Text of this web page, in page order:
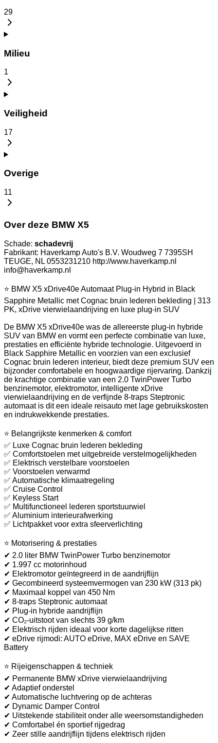
29
Milieu
1
Veiligheid
17
Overige
11
Over deze BMW X5
Schade: schadevrij
Fabrikant: Haverkamp Auto's B.V. Woudweg 7 7395SH
TEUGE, NL 0553231210 http://www.haverkamp.nl
info@haverkamp.nl
⭐ BMW X5 xDrive40e Automaat Plug-in Hybrid in Black
Sapphire Metallic met Cognac bruin lederen bekleding | 313
PK, xDrive vierwielaandrijving en luxe plug-in SUV
De BMW X5 xDrive40e was de allereerste plug-in hybride
SUV van BMW en vormt een perfecte combinatie van luxe,
prestaties en efficiënte hybride technologie. Uitgevoerd in
Black Sapphire Metallic en voorzien van een exclusief
Cognac bruin lederen interieur, biedt deze premium SUV een
bijzonder comfortabele en hoogwaardige rijervaring. Dankzij
de krachtige combinatie van een 2.0 TwinPower Turbo
benzinemotor, elektromotor, intelligente xDrive
vierwielaandrijving en de verfijnde 8-traps Steptronic
automaat is dit een ideale reisauto met lage gebruikskosten
en indrukwekkende prestaties.
⭐ Belangrijkste kenmerken & comfort
✅ Luxe Cognac bruin lederen bekleding
✅ Comfortstoelen met uitgebreide verstelmogelijkheden
✅ Elektrisch verstelbare voorstoelen
✅ Voorstoelen verwarmd
✅ Automatische klimaatregeling
✅ Cruise Control
✅ Keyless Start
✅ Multifunctioneel lederen sportstuurwiel
✅ Aluminium interieurafwerking
✅ Lichtpakket voor extra sfeerverlichting
⭐ Motorisering & prestaties
✔ 2.0 liter BMW TwinPower Turbo benzinemotor
✔ 1.997 cc motorinhoud
✔ Elektromotor geïntegreerd in de aandrijflijn
✔ Gecombineerd systeemvermogen van 230 kW (313 pk)
✔ Maximaal koppel van 450 Nm
✔ 8-traps Steptronic automaat
✔ Plug-in hybride aandrijflijn
✔ CO₂-uitstoot van slechts 39 g/km
✔ Elektrisch rijden ideaal voor korte dagelijkse ritten
✔ eDrive rijmodi: AUTO eDrive, MAX eDrive en SAVE
Battery
⭐ Rijeigenschappen & techniek
✔ Permanente BMW xDrive vierwielaandrijving
✔ Adaptief onderstel
✔ Automatische luchtvering op de achteras
✔ Dynamic Damper Control
✔ Uitstekende stabiliteit onder alle weersomstandigheden
✔ Comfortabel én sportief rijgedrag
✔ Zeer stille aandrijflijn tijdens elektrisch rijden